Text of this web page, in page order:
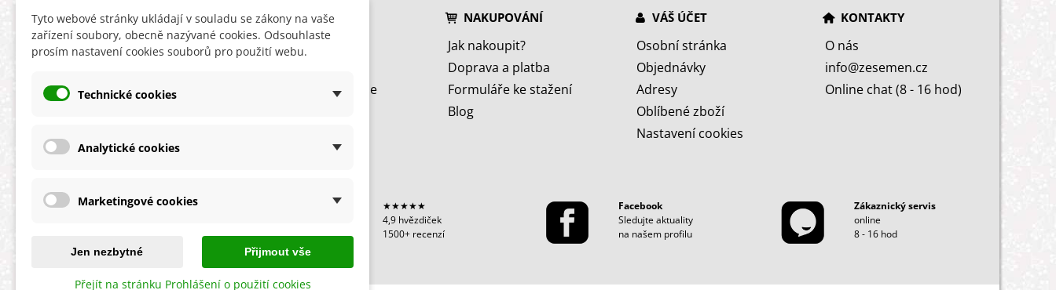
INFORMACE
Obchodní podmínky
Ochrana osobních údajů
HLEDÁTE
Slevy
Nyní doporučujeme
NAKUPOVÁNÍ
Jak nakoupit?
Doprava a platba
Formuláře ke stažení
Blog
VÁŠ ÚČET
Osobní stránka
Objednávky
Adresy
Oblíbené zboží
Nastavení cookies
KONTAKTY
O nás
info@zesemen.cz
Online chat (8 - 16 hod)
★★★★★
★★★★★
4,9 hvězdiček
1500+ recenzí
Facebook
Sledujte aktuality
na našem profilu
Zákaznický servis
online
8 - 16 hod
Tyto webové stránky ukládají v souladu se zákony na vaše
zařízení soubory, obecně nazývané cookies. Odsouhlaste
prosím nastavení cookies souborů pro použití webu.
Technické cookies
Analytické cookies
Marketingové cookies
Jen nezbytné Přijmout vše
Přejít na stránku Prohlášení o použití cookies